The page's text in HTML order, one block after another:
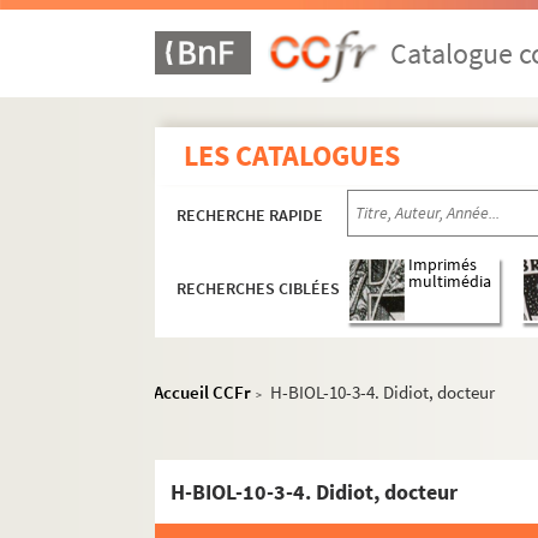
Catalogue
LES CATALOGUES
RECHERCHE RAPIDE
RECHERCHES CIBLÉES
Imprimés
multimédia
Accueil CCFr > H-BIOL-10-3-4. Didiot, docteur
H-BIOL-10-3-4. Didiot, docteur
H-BIOL. Biographies de personnages lillois
H-BIOL-1. Acheray à Benvignat